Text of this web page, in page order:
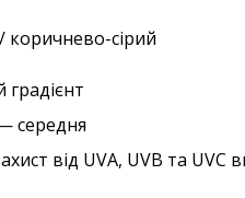
коричнево-сірий
градієнт
середня
від UVA, UVB та